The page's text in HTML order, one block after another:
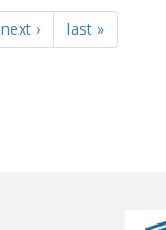
next › last »